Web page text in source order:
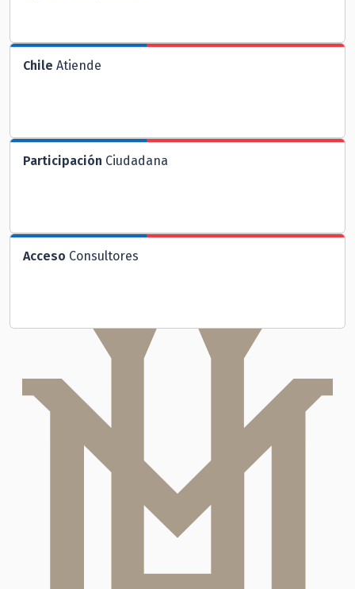
Chile Atiende
Participación Ciudadana
Acceso Consultores